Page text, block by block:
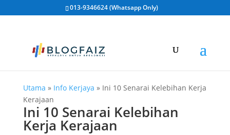
013-9346624 (Whatsapp Only)
Utama » Info Kerjaya » Ini 10 Senarai Kelebihan Kerja
Kerajaan
Ini 10 Senarai Kelebihan
Kerja Kerajaan